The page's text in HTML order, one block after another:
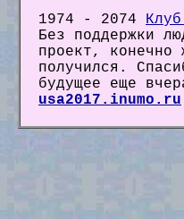
1974 - 2074
Без поддержки
проект,
получился.
будущее еще
usa2017.inumo.ru